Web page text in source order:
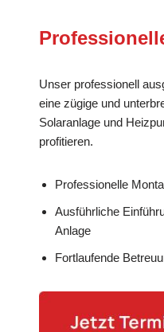
Unser professionell
eine zügige und
Solaranlage und
profitieren.
Professionelle
Ausführliche
Anlage
Fortlaufende